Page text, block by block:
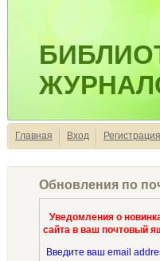
Главная Вход Регистрация
Обновления по
Уведомления о
сайта в ваш почтовый
Введите ваш email